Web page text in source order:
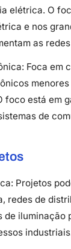
elétrica. O
e nos
as
Foca em
menores
foco está em
de
Projetos
redes de
de iluminação